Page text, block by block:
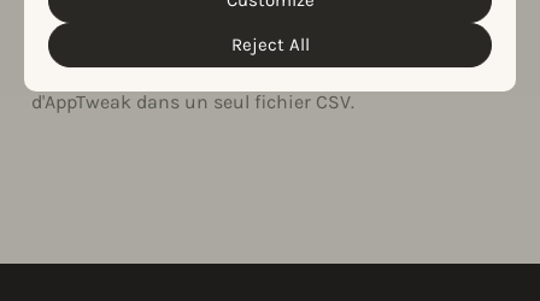
Reject All
reporting et créer des tableaux de bord personnalisés
dans vos outils de business intelligence préférés. Vous
utilisez Excel ? Téléchargez toutes vos données
d'AppTweak dans un seul fichier CSV.